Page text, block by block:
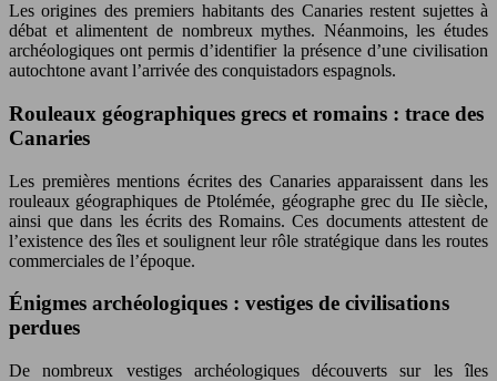
Les origines des premiers habitants des Canaries restent sujettes à
débat et alimentent de nombreux mythes. Néanmoins, les études
archéologiques ont permis d’identifier la présence d’une civilisation
autochtone avant l’arrivée des conquistadors espagnols.
Rouleaux géographiques grecs et romains : trace des
Canaries
Les premières mentions écrites des Canaries apparaissent dans les
rouleaux géographiques de Ptolémée, géographe grec du IIe siècle,
ainsi que dans les écrits des Romains. Ces documents attestent de
l’existence des îles et soulignent leur rôle stratégique dans les routes
commerciales de l’époque.
Énigmes archéologiques : vestiges de civilisations
perdues
De nombreux vestiges archéologiques découverts sur les îles